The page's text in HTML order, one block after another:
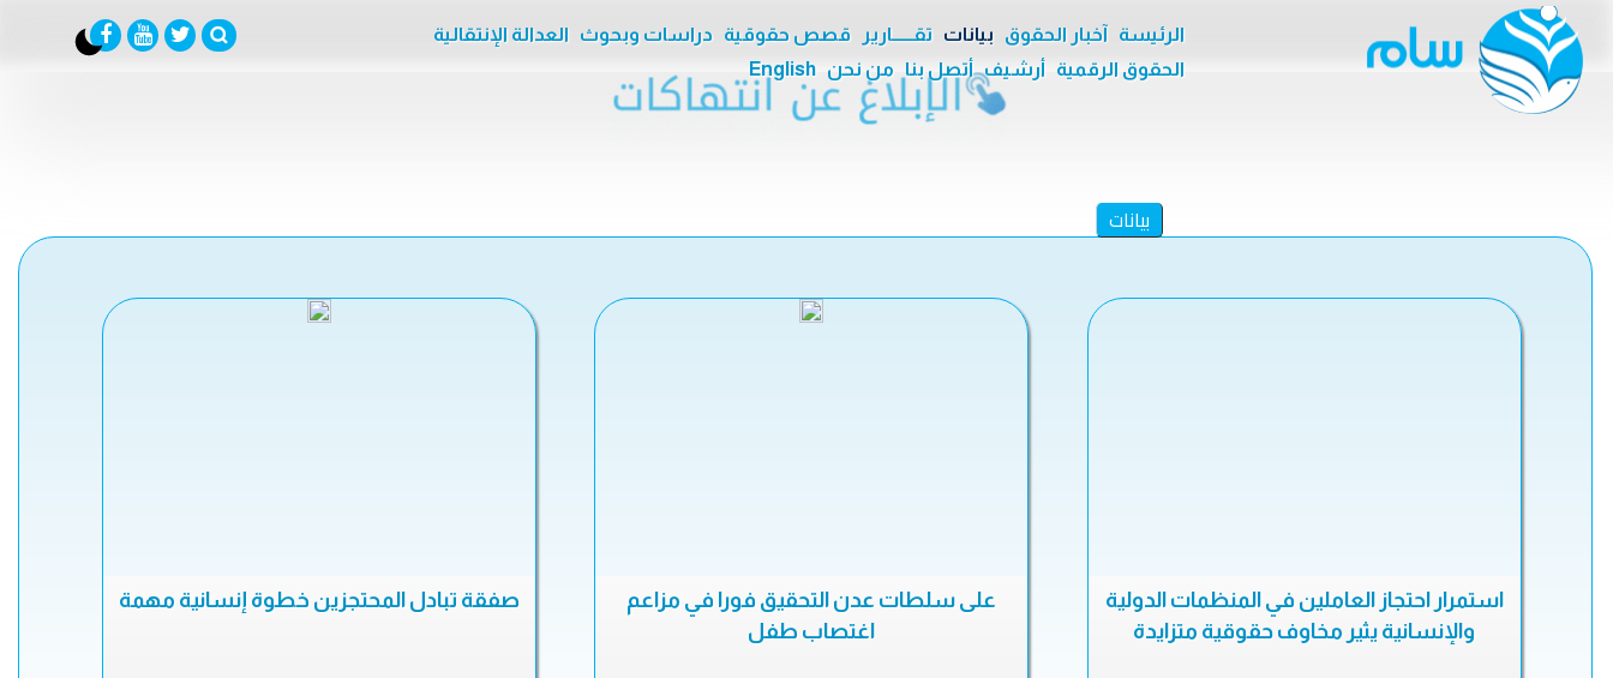
الرئيسة آخبار الحقوق بيانات تقــــــارير قصص حقوقية دراسات وبحوث
العدالة الإنتقالية
الحقوق الرقمية
أرشيف أتصل بنا من نحن English
بيانات
استمرار احتجاز العاملين في المنظمات الدولية
والإنسانية يثير مخاوف حقوقية متزايدة
على سلطات عدن التحقيق فورا في مزاعم
اغتصاب طفل
صفقة تبادل المحتجزين خطوة إنسانية مهمة